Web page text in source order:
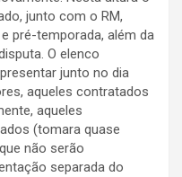
junto com o RM,
pré-temporada, além da
O elenco
junto no dia
aqueles contratados
aqueles
(tomara quase
não serão
separada do